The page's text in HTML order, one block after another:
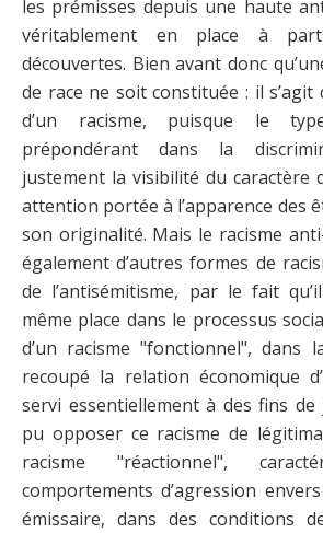
les prémisses depuis une haute
véritablement en place à
découvertes. Bien avant donc
de race ne soit constituée : il s’agit
d’un racisme, puisque le
prépondérant dans la
justement la visibilité du caractère
attention portée à l’apparence des
son originalité. Mais le racisme
également d’autres formes de
de l’antisémitisme, par le fait
même place dans le processus
d’un racisme "fonctionnel", dans
recoupé la relation économique
servi essentiellement à des fins de
pu opposer ce racisme de
racisme "réactionnel",
comportements d’agression
émissaire, dans des conditions